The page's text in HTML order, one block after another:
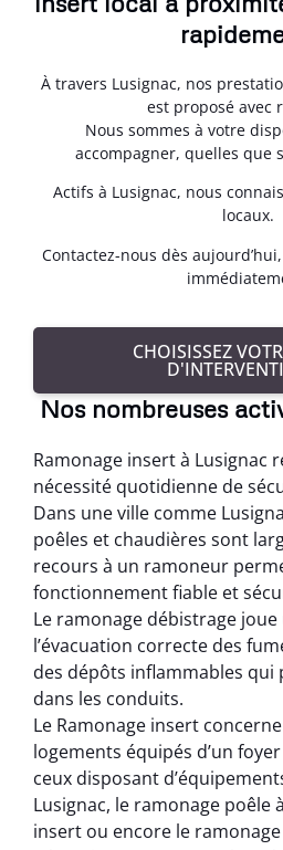
À travers Lusignac, nos
est proposé avec
Nous sommes à votre
accompagner, quelles que
Actifs à Lusignac, nous
locaux.
Contactez-nous dès
CHOISISSEZ
Nos nombreuses
Ramonage insert à Lusignac
nécessité quotidienne de
Dans une ville comme
poêles et chaudières sont
recours à un ramoneur
fonctionnement fiable et
Le ramonage débistrage
l’évacuation correcte des
des dépôts inflammables qui
dans les conduits.
Le Ramonage insert
logements équipés d’un
ceux disposant
Lusignac, le ramonage poêle
insert ou encore le